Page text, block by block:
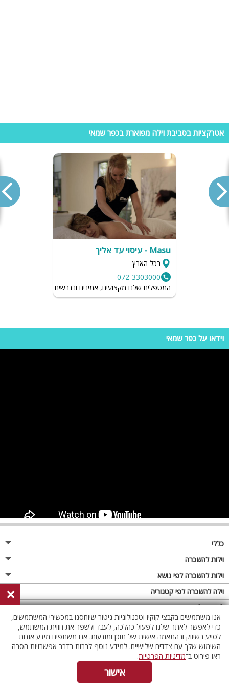
אטרקציות בסביבת וילה מפוארת בכפר שמאי
Masu - עיסוי עד אליך
בכל הארץ
072-3303000
המטפלים שלנו מקצועים, אמינים ונדרשים לשמור על רמת
וידאו על כפר שמאי
כללי
מגזין
פרסום באתר
תקנון
מדיניות פרטיות
וילות להשכרה
וילות בצפון
וילות במרכז
וילות בדרום
וילות באילת
וילות בשרון
וילות באזור החרמון
וילות להשכרה לפי נושא
וילה לזוגות
וילות למשפחות
וילות לציבור הדתי
אירוח דרוזי
וילות למסיבות
וילה להשכרה לפי קטגוריה
וילות עם בריכה
וילה עם בריכה מחוממת
וילה עם בריכה מחוממת מקורה
וילות עם סאונה
לופטים להשכרה
לופט
לופטים בצפון
לופטים בדרום
×
אנו משתמשים בקבצי קוקיז וטכנולוגיות ניטור שיוחסנו במכשירי המשתמשים,
כדי לאפשר לאתר שלנו לפעול כהלכה, לעבד ולשפר את חווית המשתמש,
לסייע בשיווק ובהתאמה אישית של תוכן ומודעות. אנו משתפים מידע אודות
השימוש שלך עם צדדים שלישיים. למידע נוסף לרבות בדבר אפשרויות הסרה
ראו פירוט ב־מדיניות הפרטיות.
אישור